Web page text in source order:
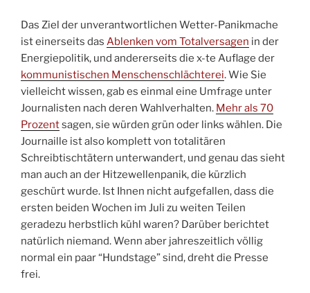
Das Ziel der unverantwortlichen Wetter-Panikmache
ist einerseits das Ablenken vom Totalversagen in der
Energiepolitik, und andererseits die x-te Auflage der
kommunistischen Menschenschlächterei. Wie Sie
vielleicht wissen, gab es einmal eine Umfrage unter
Journalisten nach deren Wahlverhalten. Mehr als 70
Prozentsagen, sie würden grün oder links wählen. Die
Journaille ist also komplett von totalitären
Schreibtischtätern unterwandert, und genau das sieht
man auch an der Hitzewellenpanik, die kürzlich
geschürt wurde. Ist Ihnen nicht aufgefallen, dass die
ersten beiden Wochen im Juli zu weiten Teilen
geradezu herbstlich kühl waren? Darüber berichtet
natürlich niemand. Wenn aber jahreszeitlich völlig
normal ein paar “Hundstage” sind, dreht die Presse
frei.